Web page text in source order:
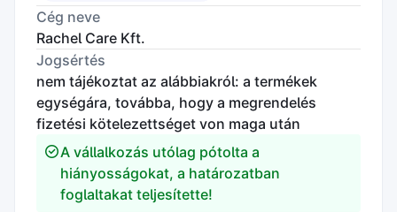
Cég neve
Rachel Care Kft.
Jogsértés
nem tájékoztat az alábbiakról: a termékek
egységára, továbba, hogy a megrendelés
fizetési kötelezettséget von maga után
A vállalkozás utólag pótolta a
hiányosságokat, a határozatban
foglaltakat teljesítette!